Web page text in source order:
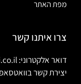
מפת האתר
צרו איתנו קשר
דואר אלקטרוני: sales@sitonai.co.il
יצירת קשר בוואטסאפ: 050-2224768 (לא בשבת וחגי